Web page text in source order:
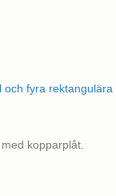
kopparplåt.